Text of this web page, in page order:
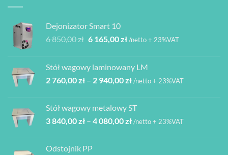
Dejonizator Smart 10
6 850,00zł Pierwotna
6
850,00 zł.
6 165,00złAktualna
6
165,00 zł.
/netto + 23%VAT
Stół wagowy laminowany LM
2 760,00zł – 2 940,00złZakres
2
760,00 zł
/netto + 23%VAT
Stół wagowy metalowy ST
3 840,00zł – 4 080,00złZakres
/netto + 23%VAT
Odstojnik PP